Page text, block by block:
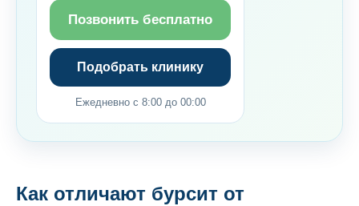
Позвонить бесплатно
Подобрать клинику
Ежедневно с 8:00 до 00:00
Как отличают бурсит от